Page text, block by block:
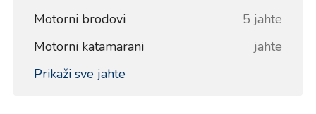
Motorni brodovi
5 jahte
Motorni katamarani
jahte
Prikaži sve jahte